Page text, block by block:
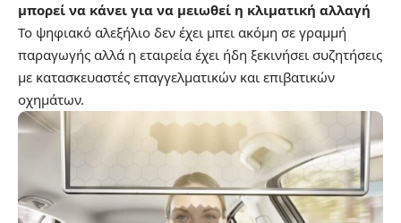
μπορεί να κάνει για να μειωθεί η κλιματική αλλαγή
Το ψηφιακό αλεξήλιο δεν έχει μπει ακόμη σε γραμμή
παραγωγής αλλά η εταιρεία έχει ήδη ξεκινήσει συζητήσεις
με κατασκευαστές επαγγελματικών και επιβατικών
οχημάτων.